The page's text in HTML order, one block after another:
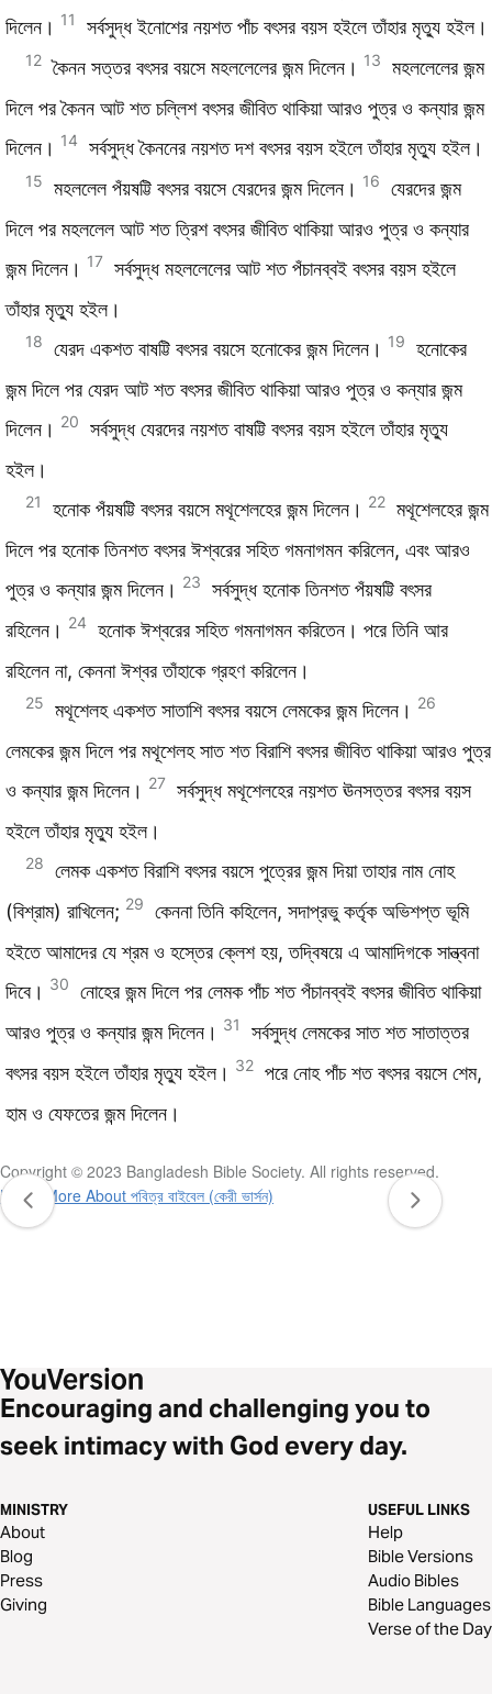
দিলেন। 11 সর্বসুদ্ধ ইনোশের নয়শত পাঁচ বৎসর বয়স হইলে তাঁহার মৃত্যু হইল।
12 কৈনন সত্তর বৎসর বয়সে মহললেলের জন্ম দিলেন। 13
মহললেলের জন্ম
দিলে পর কৈনন আট শত চল্লিশ বৎসর জীবিত থাকিয়া আরও পুত্র ও কন্যার জন্ম
দিলেন। 14 সর্বসুদ্ধ কৈননের নয়শত দশ বৎসর বয়স হইলে তাঁহার মৃত্যু হইল।
15 মহললেল পঁয়ষট্টি বৎসর বয়সে যেরদের জন্ম দিলেন। 16
যেরদের জন্ম
দিলে পর মহললেল আট শত ত্রিশ বৎসর জীবিত থাকিয়া আরও পুত্র ও কন্যার
জন্ম দিলেন। 17 সর্বসুদ্ধ মহললেলের আট শত পঁচানব্বই বৎসর বয়স হইলে
তাঁহার মৃত্যু হইল।
18 যেরদ একশত বাষট্টি বৎসর বয়সে হনোকের জন্ম দিলেন। 19
হনোকের
জন্ম দিলে পর যেরদ আট শত বৎসর জীবিত থাকিয়া আরও পুত্র ও কন্যার জন্ম
দিলেন। 20
সর্বসুদ্ধ যেরদের নয়শত বাষট্টি বৎসর বয়স হইলে তাঁহার মৃত্যু
হইল।
21 হনোক পঁয়ষট্টি বৎসর বয়সে মথূশেলহের জন্ম দিলেন। 22 মথূশেলহের জন্ম
দিলে পর হনোক তিনশত বৎসর ঈশ্বরের সহিত গমনাগমন করিলেন, এবং আরও
পুত্র ও কন্যার জন্ম দিলেন। 23
সর্বসুদ্ধ হনোক তিনশত পঁয়ষট্টি বৎসর
রহিলেন। 24
হনোক ঈশ্বরের সহিত গমনাগমন করিতেন। পরে তিনি আর
রহিলেন না, কেননা ঈশ্বর তাঁহাকে গ্রহণ করিলেন।
25 মথূশেলহ একশত সাতাশি বৎসর বয়সে লেমকের জন্ম দিলেন। 26
লেমকের জন্ম দিলে পর মথূশেলহ সাত শত বিরাশি বৎসর জীবিত থাকিয়া আরও পুত্র
ও কন্যার জন্ম দিলেন। 27 সর্বসুদ্ধ মথূশেলহের নয়শত ঊনসত্তর বৎসর বয়স
হইলে তাঁহার মৃত্যু হইল।
28
লেমক একশত বিরাশি বৎসর বয়সে পুত্রের জন্ম দিয়া তাহার নাম নোহ
(বিশ্রাম) রাখিলেন; 29
কেননা তিনি কহিলেন, সদাপ্রভু কর্তৃক অভিশপ্ত ভূমি
হইতে আমাদের যে শ্রম ও হস্তের ক্লেশ হয়, তদ্বিষয়ে এ আমাদিগকে সান্ত্বনা
দিবে। 30
নোহের জন্ম দিলে পর লেমক পাঁচ শত পঁচানব্বই বৎসর জীবিত থাকিয়া
আরও পুত্র ও কন্যার জন্ম দিলেন। 31
সর্বসুদ্ধ লেমকের সাত শত সাতাত্তর
বৎসর বয়স হইলে তাঁহার মৃত্যু হইল। 32 পরে নোহ পাঁচ শত বৎসর বয়সে শেম,
হাম ও যেফতের জন্ম দিলেন।
Copyright © 2023 Bangladesh Bible Society. All rights reserved.
Learn More About পবিত্র বাইবেল (কেরী ভার্সন)
Encouraging and challenging you to
seek intimacy with God every day.
MINISTRY
About
Blog
Press
Giving
USEFUL LINKS
Help
Bible Versions
Audio Bibles
Bible Languages
Verse of the Day